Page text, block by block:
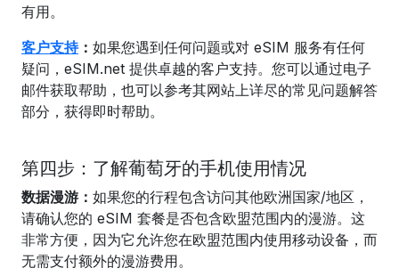
有用。
客户支持： 如果您遇到任何问题或对 eSIM 服务有任何
疑问，eSIM.net 提供卓越的客户支持。您可以通过电子
邮件获取帮助，也可以参考其网站上详尽的常见问题解答
部分，获得即时帮助。
第四步：了解葡萄牙的手机使用情况
数据漫游： 如果您的行程包含访问其他欧洲国家/地区，
请确认您的 eSIM 套餐是否包含欧盟范围内的漫游。这
非常方便，因为它允许您在欧盟范围内使用移动设备，而
无需支付额外的漫游费用。